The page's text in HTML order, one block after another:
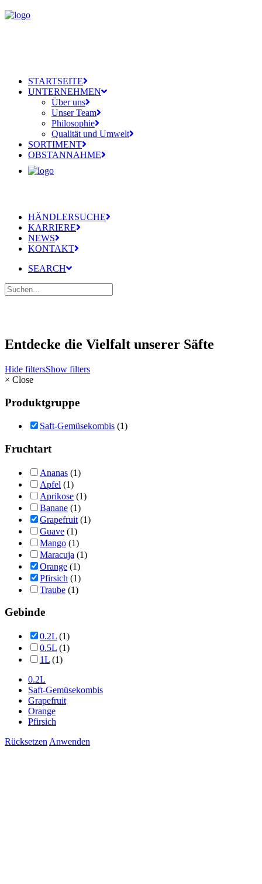
STARTSEITE
UNTERNEHMEN
Über uns
Unser Team
Philosophie
Qualität und Umwelt
SORTIMENT
OBSTANNAHME
HÄNDLERSUCHE
KARRIERE
NEWS
KONTAKT
SEARCH
Entdecke die Vielfalt unserer Säfte
Hide filtersShow filters
× Close
Produktgruppe
Saft-Gemüsekombis (1)
Fruchtart
Ananas (1)
Apfel (1)
Aprikose (1)
Banane (1)
Grapefruit (1)
Guave (1)
Mango (1)
Maracuja (1)
Orange (1)
Pfirsich (1)
Traube (1)
Gebinde
0.2L (1)
0.5L (1)
1L (1)
0.2L
Saft-Gemüsekombis
Grapefruit
Orange
Pfirsich
Rücksetzen Anwenden